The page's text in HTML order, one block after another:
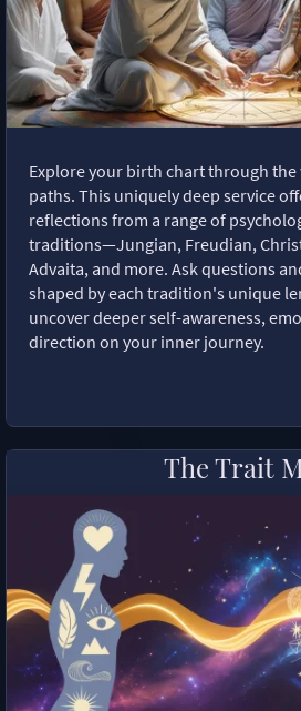
Explore your birth chart through
paths. This uniquely deep service
reflections from a range of
traditions—Jungian, Freudian,
Advaita, and more. Ask questions
shaped by each tradition's unique
uncover deeper self-awareness,
direction on your inner journey.
The Trait